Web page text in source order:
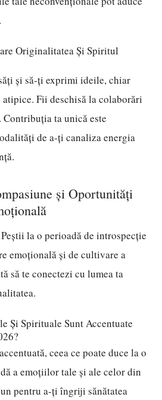
Originalitatea Și Spiritul
și să-ți exprimi ideile, chiar
atipice. Fii deschisă la colaborări
ta unică este
de a-ți canaliza energia
și Oportunități
la o perioadă de introspecție
emoțională și de cultivare a
să te conectezi cu lumea ta
Și Spirituale Sunt Accentuate
ceea ce poate duce la o
a emoțiilor tale și ale celor din
pentru a-ți îngriji sănătatea